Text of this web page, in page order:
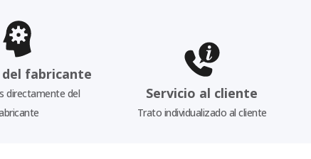
fabricante
directamente del
Servicio al cliente
Trato individualizado al cliente